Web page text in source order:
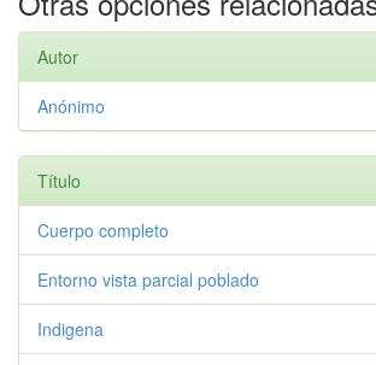
Autor
Anónimo
Título
Cuerpo completo
Entorno vista parcial poblado
Indigena